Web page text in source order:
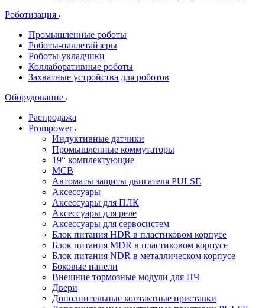
Роботизация
Промышленные роботы
Роботы-паллетайзеры
Роботы-укладчики
Коллаборативные роботы
Захватные устройства для роботов
Оборудование
Распродажа
Prompower
Индуктивные датчики
Промышленные коммутаторы
19“ комплектующие
MCB
Автоматы защиты двигателя PULSE
Аксессуары
Аксессуары для ПЛК
Аксессуары для реле
Аксессуары для сервосистем
Блок питания HDR в пластиковом корпусе
Блок питания MDR в пластиковом корпусе
Блок питания NDR в металлическом корпусе
Боковые панели
Внешние тормозные модули для ПЧ
Двери
Дополнительные контактные приставки